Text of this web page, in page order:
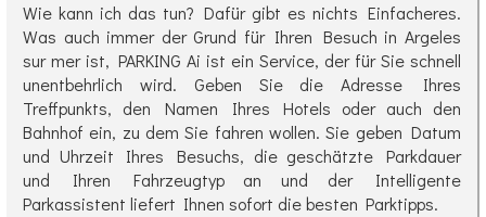
Wie kann ich das tun? Dafür gibt es nichts Einfacheres.
Was auch immer der Grund für Ihren Besuch in Argeles
sur mer ist, PARKING Ai ist ein Service, der für Sie schnell
unentbehrlich wird. Geben Sie die Adresse Ihres
Treffpunkts, den Namen Ihres Hotels oder auch den
Bahnhof ein, zu dem Sie fahren wollen. Sie geben Datum
und Uhrzeit Ihres Besuchs, die geschätzte Parkdauer
und Ihren Fahrzeugtyp an und der Intelligente
Parkassistent liefert Ihnen sofort die besten Parktipps.